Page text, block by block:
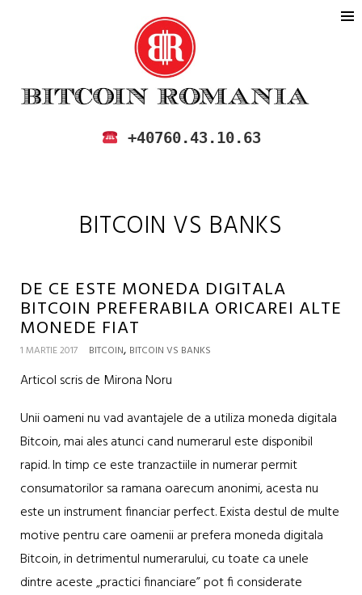
BITCOIN ROMANIA
CUMPARA SI VINDE BITCOIN IN
+40760.43.10.63
BITCOIN VS BANKS
DE CE ESTE MONEDA DIGITALA
BITCOIN PREFERABILA ORICAREI ALTE
MONEDE FIAT
1 MARTIE 2017 BITCOIN, BITCOIN VS BANKS
Articol scris de Mirona Noru
Unii oameni nu vad avantajele de a utiliza moneda digitala
Bitcoin, mai ales atunci cand numerarul este disponibil
rapid. In timp ce este tranzactiile in numerar permit
consumatorilor sa ramana oarecum anonimi, acesta nu
este un instrument financiar perfect. Exista destul de multe
motive pentru care oamenii ar prefera moneda digitala
Bitcoin, in detrimentul numerarului, cu toate ca unele
dintre aceste „practici financiare” pot fi considerate